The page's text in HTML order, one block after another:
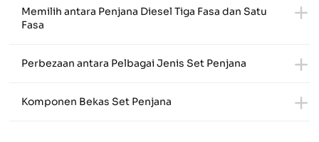
Memilih antara Penjana Diesel Tiga Fasa dan Satu
Fasa
Perbezaan antara Pelbagai Jenis Set Penjana
Komponen Bekas Set Penjana